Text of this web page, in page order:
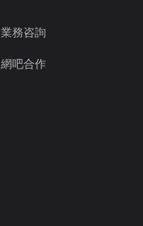
業務咨詢
網吧合作